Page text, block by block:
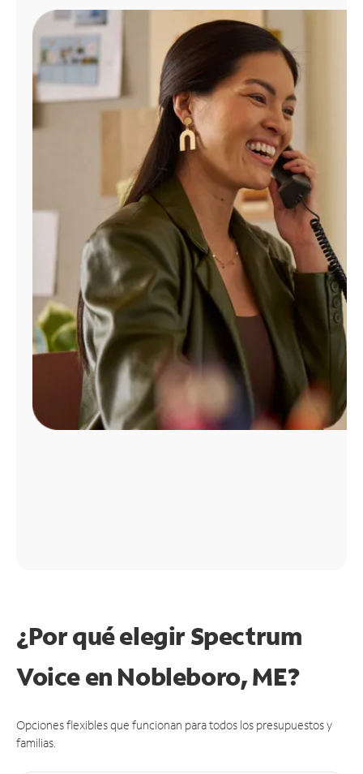
Administrar
cuenta
Encuentra
tienda
¿Por qué elegir Spectrum
Voice en Nobleboro, ME?
Opciones flexibles que funcionan para todos los presupuestos y
familias.